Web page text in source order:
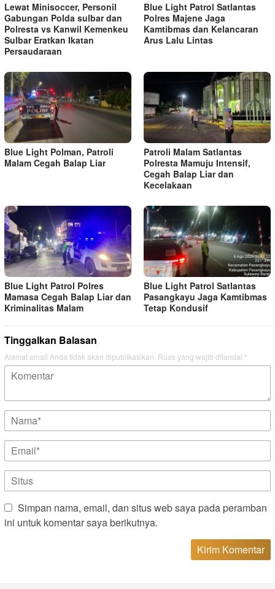
Lewat Minisoccer, Personil
Gabungan Polda sulbar dan
Polresta vs Kanwil Kemenkeu
Sulbar Eratkan Ikatan
Persaudaraan
Blue Light Patrol Satlantas
Polres Majene Jaga
Kamtibmas dan Kelancaran
Arus Lalu Lintas
Blue Light Polman, Patroli
Malam Cegah Balap Liar
Patroli Malam Satlantas
Polresta Mamuju Intensif,
Cegah Balap Liar dan
Kecelakaan
Blue Light Patrol Polres
Mamasa Cegah Balap Liar dan
Kriminalitas Malam
Blue Light Patrol Satlantas
Pasangkayu Jaga Kamtibmas
Tetap Kondusif
Tinggalkan Balasan
Alamat email Anda tidak akan dipublikasikan. Ruas yang wajib ditandai *
Simpan nama, email, dan situs web saya pada peramban
ini untuk komentar saya berikutnya.